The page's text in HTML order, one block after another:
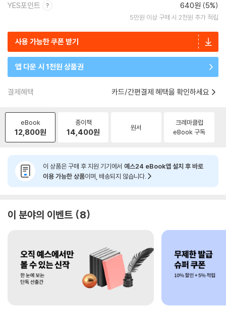
YES포인트 640원 (5%)
5만원 이상 구매 시 2천원 추가 적립
사용 가능한 쿠폰 받기
앱 다운 시 1천원 상품권
결제혜택 카드/간편결제 혜택을 확인하세요
eBook
12,800원
종이책
14,400원 원서
크레마클럽
eBook 구독
이 상품은 구매 후 지원 기기에서 예스24 eBook앱 설치 후 바로
이용 가능한 상품이며, 배송되지 않습니다.
이 분야의 이벤트 8